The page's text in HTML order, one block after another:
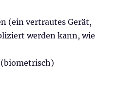
(ein vertrautes Gerät,
werden kann, wie
(biometrisch)
in Citrix ADC“